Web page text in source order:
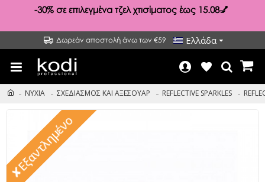
-30% σε επιλεγμένα τζελ χτισίματος έως 15.08💅
Δωρεάν αποστολή άνω των €59 Ελλάδα
ΝΥΧΙΑ ΣΧΕΔΙΑΣΜΟΣ ΚΑΙ ΑΞΕΣΟΥΑΡ REFLECTIVE SPARKLES
✘Εξαντλημένο